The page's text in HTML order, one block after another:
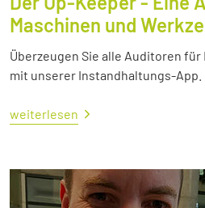
Maschinen und
Überzeugen Sie alle Auditoren
mit unserer Instandhaltungs-App.
weiterlesen